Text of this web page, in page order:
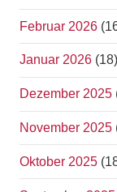
Februar 2026
Januar 2026 (18)
Dezember 2025
November 2025
Oktober 2025